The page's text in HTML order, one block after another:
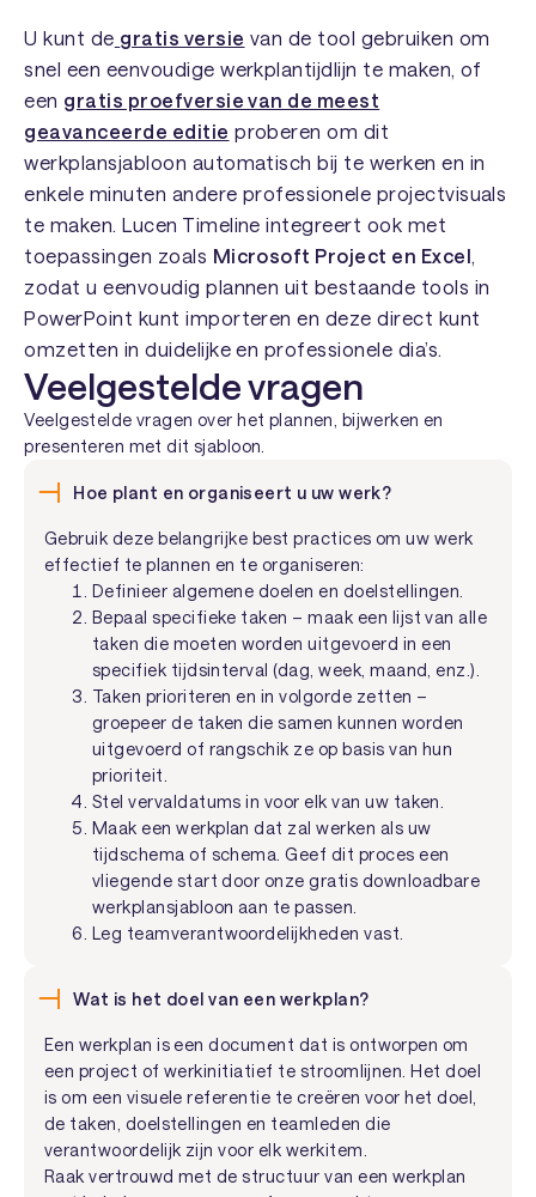
U kunt de gratis versie van de tool gebruiken om
snel een eenvoudige werkplantijdlijn te maken, of
een gratis proefversie van de meest
geavanceerde editie proberen om dit
werkplansjabloon automatisch bij te werken en in
enkele minuten andere professionele projectvisuals
te maken. Lucen Timeline integreert ook met
toepassingen zoals Microsoft Project en Excel,
zodat u eenvoudig plannen uit bestaande tools in
PowerPoint kunt importeren en deze direct kunt
omzetten in duidelijke en professionele dia’s.
Veelgestelde vragen
Veelgestelde vragen over het plannen, bijwerken en
presenteren met dit sjabloon.
Hoe plant en organiseert u uw werk?
Gebruik deze belangrijke best practices om uw werk
effectief te plannen en te organiseren:
Definieer algemene doelen en doelstellingen.
Bepaal specifieke taken – maak een lijst van alle
taken die moeten worden uitgevoerd in een
specifiek tijdsinterval (dag, week, maand, enz.).
Taken prioriteren en in volgorde zetten –
groepeer de taken die samen kunnen worden
uitgevoerd of rangschik ze op basis van hun
prioriteit.
Stel vervaldatums in voor elk van uw taken.
Maak een werkplan dat zal werken als uw
tijdschema of schema. Geef dit proces een
vliegende start door onze gratis downloadbare
werkplansjabloon aan te passen.
Leg teamverantwoordelijkheden vast.
Wat is het doel van een werkplan?
Een werkplan is een document dat is ontworpen om
een project of werkinitiatief te stroomlijnen. Het doel
is om een visuele referentie te creëren voor het doel,
de taken, doelstellingen en teamleden die
verantwoordelijk zijn voor elk werkitem.
Raak vertrouwd met de structuur van een werkplan